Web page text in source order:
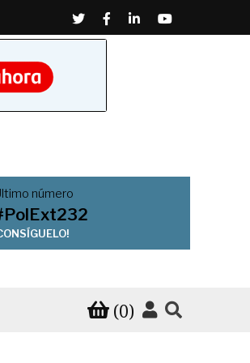
TwitterFacebook
LinkedinYoutube
número
(0)